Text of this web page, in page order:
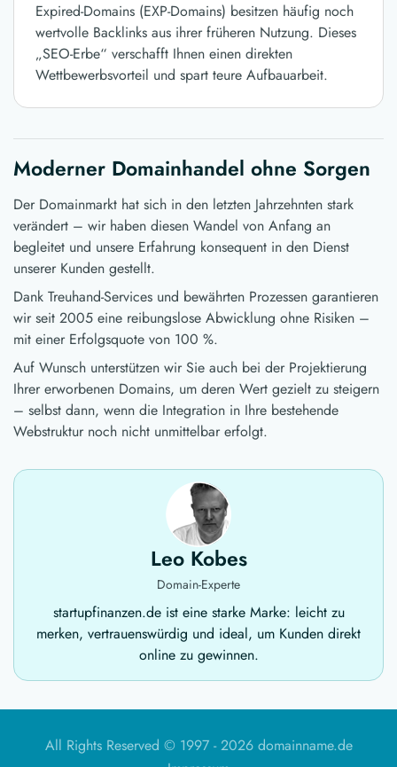
Expired-Domains (EXP-Domains) besitzen häufig noch
wertvolle Backlinks aus ihrer früheren Nutzung. Dieses
„SEO-Erbe“ verschafft Ihnen einen direkten
Wettbewerbsvorteil und spart teure Aufbauarbeit.
Moderner Domainhandel ohne Sorgen
Der Domainmarkt hat sich in den letzten Jahrzehnten stark
verändert – wir haben diesen Wandel von Anfang an
begleitet und unsere Erfahrung konsequent in den Dienst
unserer Kunden gestellt.
Dank Treuhand-Services und bewährten Prozessen garantieren
wir seit 2005 eine reibungslose Abwicklung ohne Risiken –
mit einer Erfolgsquote von 100 %.
Auf Wunsch unterstützen wir Sie auch bei der Projektierung
Ihrer erworbenen Domains, um deren Wert gezielt zu steigern
– selbst dann, wenn die Integration in Ihre bestehende
Webstruktur noch nicht unmittelbar erfolgt.
Leo Kobes
Domain-Experte
startupfinanzen.de ist eine starke Marke: leicht zu
merken, vertrauenswürdig und ideal, um Kunden direkt
online zu gewinnen.
All Rights Reserved © 1997 -2026 domainname.de